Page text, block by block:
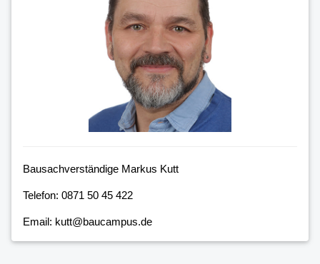
Bausachverständige Markus Kutt
Telefon: 0871 50 45 422
Email: kutt@baucampus.de